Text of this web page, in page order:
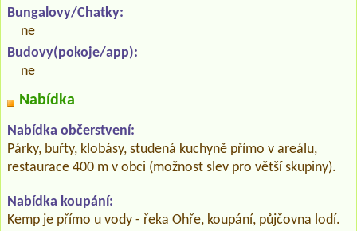
Bungalovy/Chatky:
ne
Budovy(pokoje/app):
ne
Nabídka
Nabídka občerstvení:
Párky, buřty, klobásy, studená kuchyně přímo v areálu,
restaurace 400 m v obci (možnost slev pro větší skupiny).
Nabídka koupání:
Kemp je přímo u vody - řeka Ohře, koupání, půjčovna lodí.